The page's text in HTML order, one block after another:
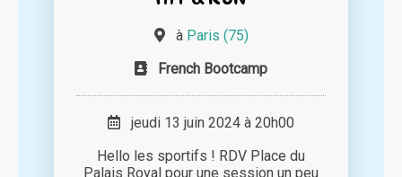
à Paris (75)
French Bootcamp
jeudi 13 juin 2024 à 20h00
Hello les sportifs ! RDV Place du
Palais Royal pour une session un peu